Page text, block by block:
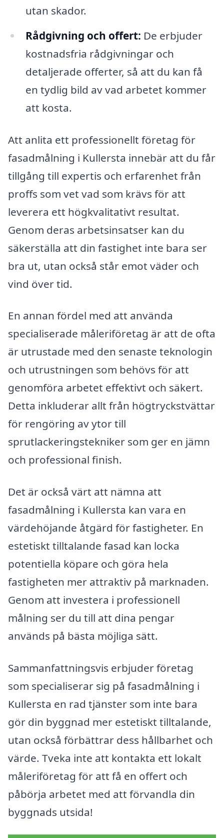
utan skador.
Rådgivning och offert: De erbjuder
kostnadsfria rådgivningar och
detaljerade offerter, så att du kan få
en tydlig bild av vad arbetet kommer
att kosta.
Att anlita ett professionellt företag för
fasadmålning i Kullersta innebär att du får
tillgång till expertis och erfarenhet från
proffs som vet vad som krävs för att
leverera ett högkvalitativt resultat.
Genom deras arbetsinsatser kan du
säkerställa att din fastighet inte bara ser
bra ut, utan också står emot väder och
vind över tid.
En annan fördel med att använda
specialiserade måleriföretag är att de ofta
är utrustade med den senaste teknologin
och utrustningen som behövs för att
genomföra arbetet effektivt och säkert.
Detta inkluderar allt från högtryckstvättar
för rengöring av ytor till
sprutlackeringstekniker som ger en jämn
och professional finish.
Det är också värt att nämna att
fasadmålning i Kullersta kan vara en
värdehöjande åtgärd för fastigheter. En
estetiskt tilltalande fasad kan locka
potentiella köpare och göra hela
fastigheten mer attraktiv på marknaden.
Genom att investera i professionell
målning ser du till att dina pengar
används på bästa möjliga sätt.
Sammanfattningsvis erbjuder företag
som specialiserar sig på fasadmålning i
Kullersta en rad tjänster som inte bara
gör din byggnad mer estetiskt tilltalande,
utan också förbättrar dess hållbarhet och
värde. Tveka inte att kontakta ett lokalt
måleriföretag för att få en offert och
påbörja arbetet med att förvandla din
byggnads utsida!